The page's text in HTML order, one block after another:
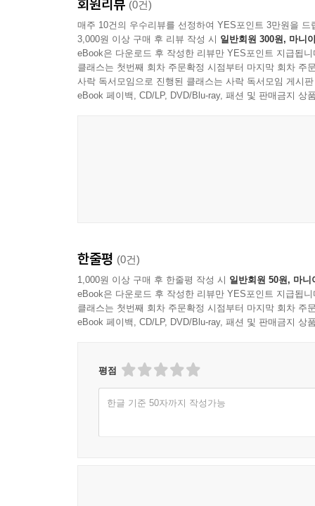
말해주었지만 살해되었는데, 관 속에 시체 대신
들끓던 세태에 걸맞게 그의 죽음이 신비화되었다
사람들은 그의 《습유기》를 즐겨 읽었다.
목차를 보면 《습유기》는 역사책을 닮았다.
박물지처럼 언급해서 《습유명산기(拾遺名山記)
야하고 천박하기 그지없다. 《습유명산기》도
새겨두었다. 한 손님이 보고 황당무계하다고 했다
사람의 눈과 귀가 보고 듣지 못했을 따름인데 쉽
어떻게 단언할 수 있겠는가! 박학다식한 사람이
것들의 으뜸으로, 내용도 풍부하지만 다소 황당
이제야 작자의 마음이 와 닿는다. 사치스러운
이른바 옛일로 현재를 풍자한 예이다. 이 책에 담
회원리뷰 (0건)
매주 10건의 우수리뷰를 선정하여 YES포인트 3만원을 드
3,000원 이상 구매 후 리뷰 작성 시 일반회원 300원, 마니
eBook은 다운로드 후 작성한 리뷰만 YES포인트 지급됩니
클래스는 첫번째 회차 주문확정 시점부터 마지막 회차 주
사락 독서모임으로 진행된 클래스는 사락 독서모임 게시
eBook 페이백, CD/LP, DVD/Blu-ray, 패션 및 판매금지 상
한줄평 (0건)
1,000원 이상 구매 후 한줄평 작성 시 일반회원 50원, 마니
eBook은 다운로드 후 작성한 리뷰만 YES포인트 지급됩니
클래스는 첫번째 회차 주문확정 시점부터 마지막 회차 주
eBook 페이백, CD/LP, DVD/Blu-ray, 패션 및 판매금지 상
평점
한글 기준 50자까지 작성가능